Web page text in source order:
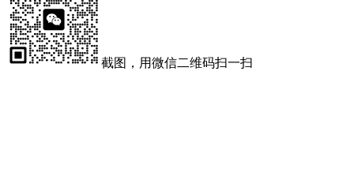
截图，用微信二维码扫一扫